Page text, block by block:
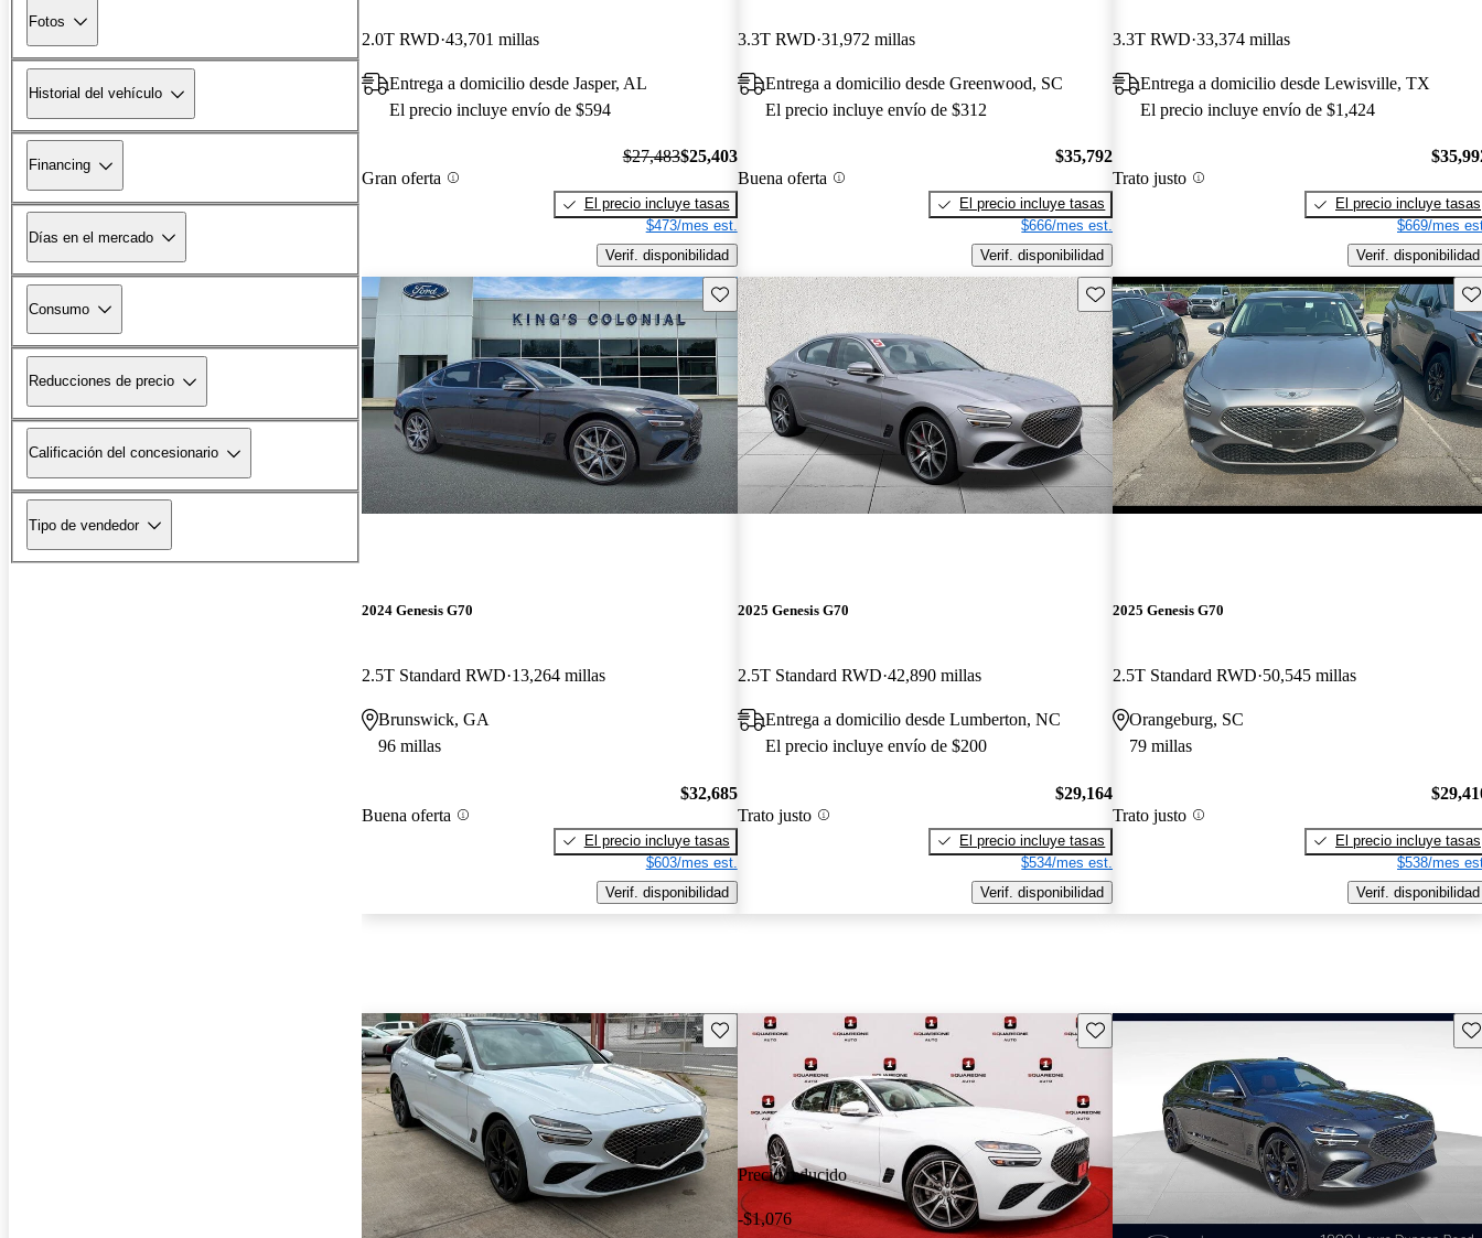
Fotos
Historial del vehículo
Financing
Días en el mercado
Consumo
Reducciones de precio
Calificación del concesionario
Tipo de vendedor
2.0T RWD 43,701 millas
Entrega a domicilio desde Jasper, AL
El precio incluye envío de $594
Gran oferta
$27,483$25,403
El precio incluye tasas
$473/mes est.
Verif. disponibilidad
3.3T RWD 31,972 millas
Entrega a domicilio desde Greenwood, SC
El precio incluye envío de $312
Buena oferta
$35,792
El precio incluye tasas
$666/mes est.
Verif. disponibilidad
3.3T RWD 33,374 millas
Entrega a domicilio desde Lewisville, TX
El precio incluye envío de $1,424
Trato justo
El precio incluye tasas
$669/mes
Verif. disponibilidad
Guarda este Aviso
2024 Genesis G70
2.5T Standard RWD 13,264 millas
Brunswick, GA
96 millas
Buena oferta
$32,685
El precio incluye tasas
$603/mes est.
Verif. disponibilidad
Guarda este Aviso
2025 Genesis G70
2.5T Standard RWD 42,890 millas
Entrega a domicilio desde Lumberton, NC
El precio incluye envío de $200
Trato justo
$29,164
El precio incluye tasas
$534/mes est.
Verif. disponibilidad
2025 Genesis G70
2.5T Standard RWD 50,545 millas
Orangeburg, SC
79 millas
Trato justo
El precio incluye tasas
$538/mes
Verif. disponibilidad
Guarda este Aviso
Precio reducido
-$1,076
Guarda este Aviso